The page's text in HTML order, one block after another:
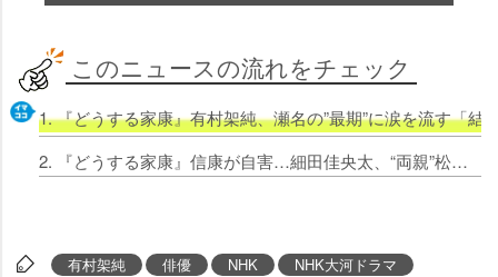
このニュースの流れをチェック
1. 『どうする家康』有村架純、瀬名の”最期”に涙を流す「結
2. 『どうする家康』信康が自害…細田佳央太、“両親”松本潤＆有村架純に感謝語る
有村架純 俳優 NHK
NHK大河ドラマ